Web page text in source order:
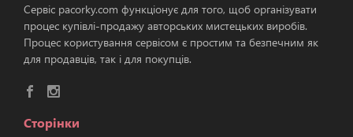
Сервіс pacorky.com функціонує для того, щоб організувати
процес купівлі-продажу авторських мистецьких виробів.
Процес користування сервісом є простим та безпечним як
для продавців, так і для покупців.
Сторінки